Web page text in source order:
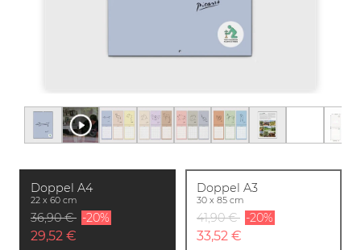
Doppel A4
22 x 60 cm
36,90 € -20%
29,52 €
Doppel A3
30 x 85 cm
41,90 € -20%
33,52 €